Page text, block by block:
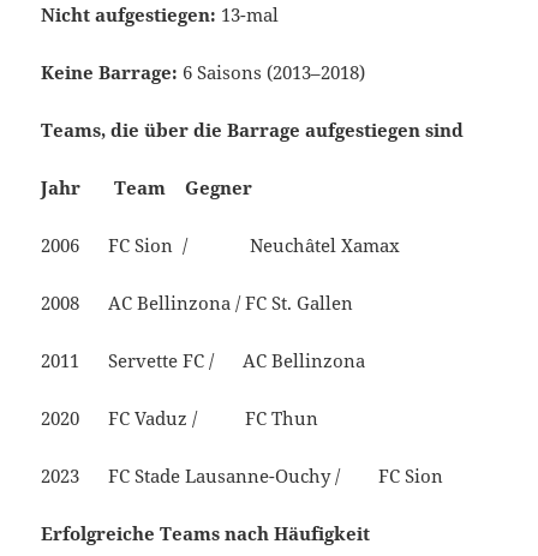
Nicht aufgestiegen: 13-mal
Keine Barrage: 6 Saisons (2013–2018)
Teams, die über die Barrage aufgestiegen sind
Jahr Team Gegner
2006 FC Sion / Neuchâtel Xamax
2008 AC Bellinzona / FC St. Gallen
2011 Servette FC / AC Bellinzona
2020 FC Vaduz / FC Thun
2023 FC Stade Lausanne-Ouchy / FC Sion
Erfolgreiche Teams nach Häufigkeit